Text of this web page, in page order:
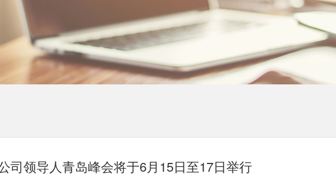
司领导人青岛峰会将于6月15日至17日举行